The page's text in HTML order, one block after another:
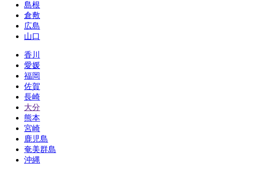
島根
倉敷
広島
山口
香川
愛媛
福岡
佐賀
長崎
大分
熊本
宮崎
鹿児島
奄美群島
沖縄